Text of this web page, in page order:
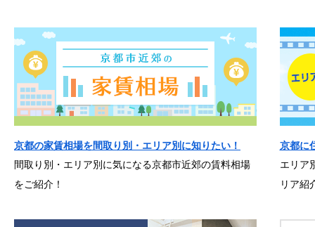
京都の家賃相場を間取り別・エリア別に知りたい！
間取り別・エリア別に気になる京都市近郊の賃料相場
をご紹介！
京都に
エリア
リア紹